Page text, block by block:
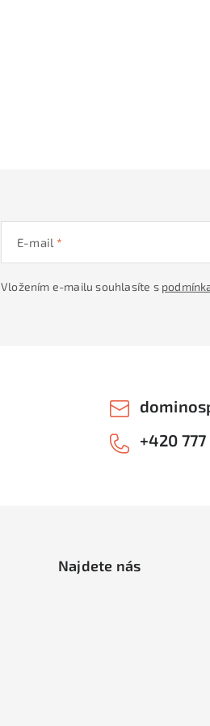
E-mail
Vložením e-mailu souhlasíte s
+420
Najdete nás